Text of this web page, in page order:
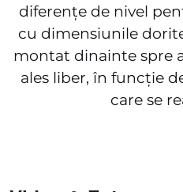
diferențe de nivel
cu dimensiunile
montat dinainte spre
ales liber, în funcție
care se